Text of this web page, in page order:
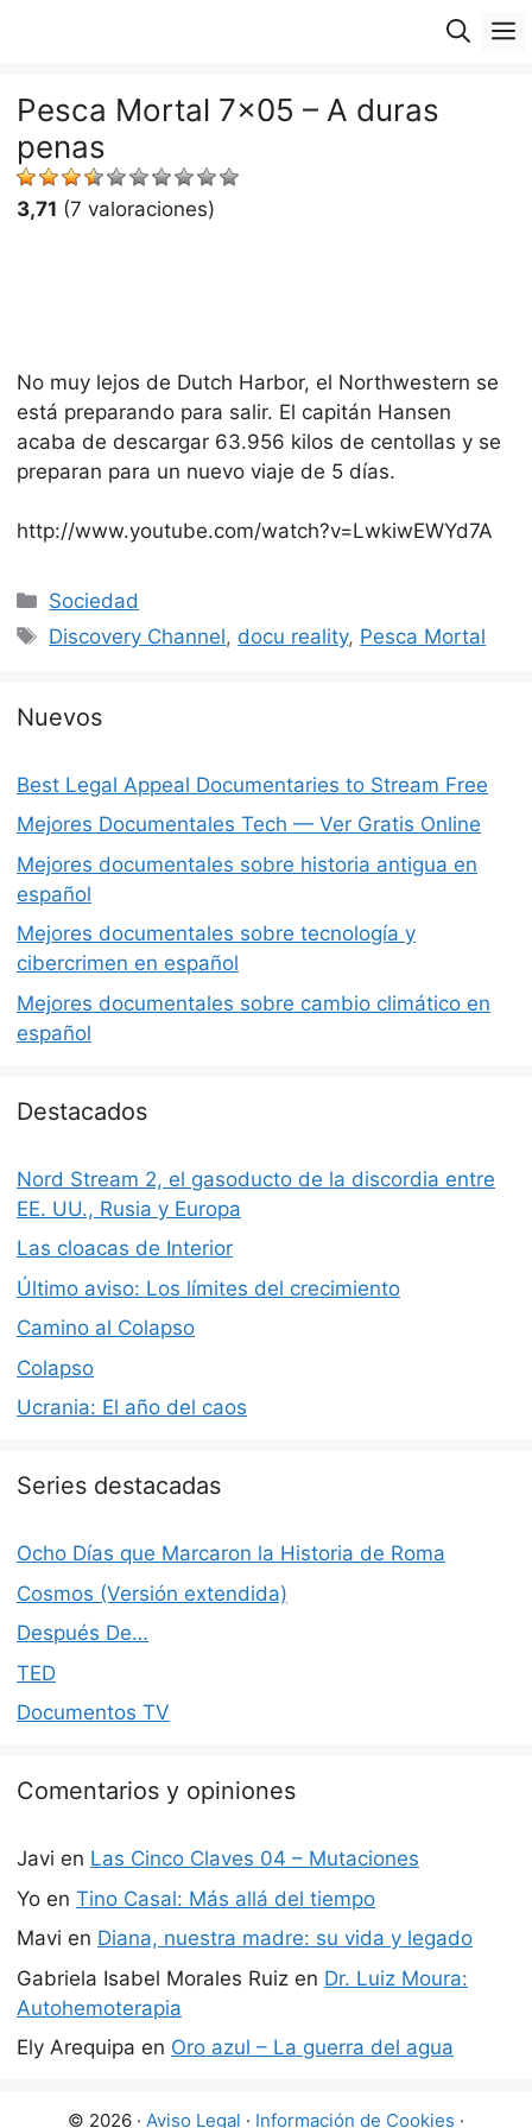
Pesca Mortal 7×05 – A duras
penas
3,71 (7 valoraciones)
No muy lejos de Dutch Harbor, el Northwestern se
está preparando para salir. El capitán Hansen
acaba de descargar 63.956 kilos de centollas y se
preparan para un nuevo viaje de 5 días.
http://www.youtube.com/watch?v=LwkiwEWYd7A
Categorías
Sociedad
Etiquetas
Discovery Channel, docu reality, Pesca Mortal
Nuevos
Best Legal Appeal Documentaries to Stream Free
Mejores Documentales Tech — Ver Gratis Online
Mejores documentales sobre historia antigua en
español
Mejores documentales sobre tecnología y
cibercrimen en español
Mejores documentales sobre cambio climático en
español
Destacados
Nord Stream 2, el gasoducto de la discordia entre
EE. UU., Rusia y Europa
Las cloacas de Interior
Último aviso: Los límites del crecimiento
Camino al Colapso
Colapso
Ucrania: El año del caos
Series destacadas
Ocho Días que Marcaron la Historia de Roma
Cosmos (Versión extendida)
Después De…
TED
Documentos TV
Comentarios y opiniones
Javi en Las Cinco Claves 04 – Mutaciones
Yo en Tino Casal: Más allá del tiempo
Mavi en Diana, nuestra madre: su vida y legado
Gabriela Isabel Morales Ruiz en Dr. Luiz Moura:
Autohemoterapia
Ely Arequipa en Oro azul – La guerra del agua
© 2026 · Aviso Legal · Información de Cookies ·